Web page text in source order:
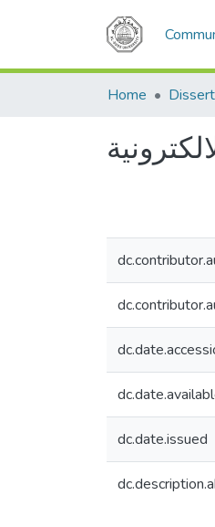
Home
dc.date.issued